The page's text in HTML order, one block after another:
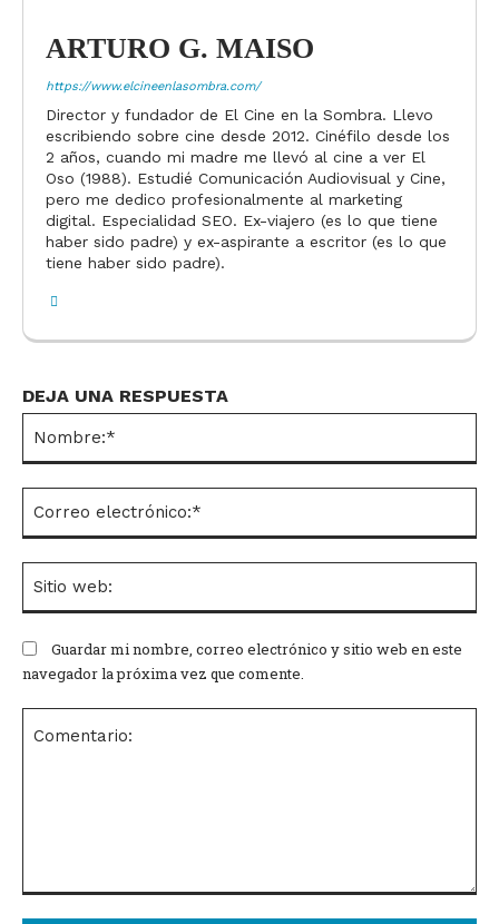
ARTURO G. MAISO
https://www.elcineenlasombra.com/
Director y fundador de El Cine en la Sombra. Llevo
escribiendo sobre cine desde 2012. Cinéfilo desde los
2 años, cuando mi madre me llevó al cine a ver El
Oso (1988). Estudié Comunicación Audiovisual y Cine,
pero me dedico profesionalmente al marketing
digital. Especialidad SEO. Ex-viajero (es lo que tiene
haber sido padre) y ex-aspirante a escritor (es lo que
tiene haber sido padre).
DEJA UNA RESPUESTA
Comentario:
Guardar mi nombre, correo electrónico y sitio web en este
navegador la próxima vez que comente.